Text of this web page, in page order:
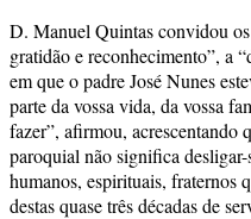
D. Manuel Quintas convidou
gratidão e reconhecimento”, a
em que o padre José Nunes
parte da vossa vida, da vossa
fazer”, afirmou, acrescentando
paroquial não significa
humanos, espirituais, fraternos
destas quase três décadas de